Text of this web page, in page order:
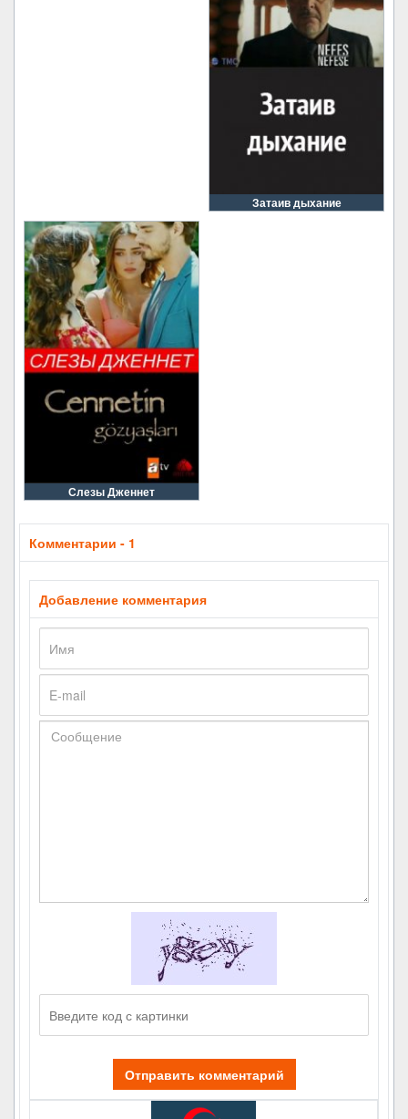
Затаив дыхание
Слезы Дженнет
Комментарии - 1
Добавление комментария
Отправить комментарий